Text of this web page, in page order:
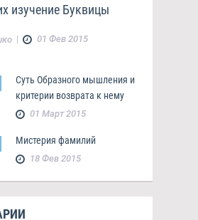
изучение Буквицы
| 01 Фев 2015
Суть Образного мышления и
критерии возврата к нему
01 Март 2015
Мистерия фамилий
18 Фев 2015